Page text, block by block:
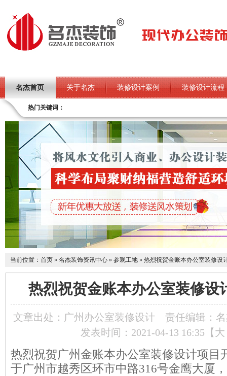
名杰首页 关于名杰 装修设计案例 装修设计流程
热门关键词：
当前位置： 首页 » 名杰装饰资讯中心 » 参观工地 » 热烈祝贺金账本办公室装修设
热烈祝贺金账本办公室装修设
文章出处：广州办公室装修设计
责任编辑：
发表时间：2021-04-13 16:35【 大
热烈祝贺广州金账本办公室装修设计项目
于广州市越秀区环市中路316号金鹰大厦